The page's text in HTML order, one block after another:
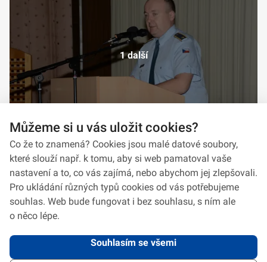
1 další
Můžeme si u vás uložit cookies?
Co že to znamená? Cookies jsou malé datové soubory,
které slouží např. k tomu, aby si web pamatoval vaše
nastavení a to, co vás zajímá, nebo abychom jej zlepšovali.
Pro ukládání různých typů cookies od vás potřebujeme
souhlas. Web bude fungovat i bez souhlasu, s ním ale
o něco lépe.
Souhlasím se všemi